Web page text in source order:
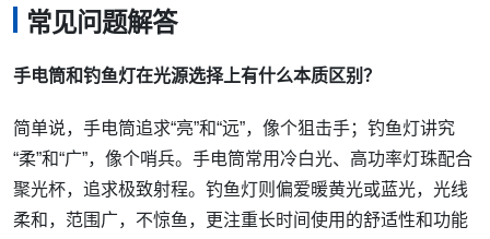
常见问题解答
手电筒和钓鱼灯在光源选择上有什么本质区别？
简单说，手电筒追求“亮”和“远”，像个狙击手；钓鱼灯讲究
“柔”和“广”，像个哨兵。手电筒常用冷白光、高功率灯珠配合
聚光杯，追求极致射程。钓鱼灯则偏爱暖黄光或蓝光，光线
柔和，范围广，不惊鱼，更注重长时间使用的舒适性和功能